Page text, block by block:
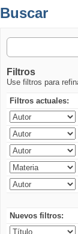
Buscar
Filtros
Use filtros para
Filtros actuales:
Nuevos filtros: